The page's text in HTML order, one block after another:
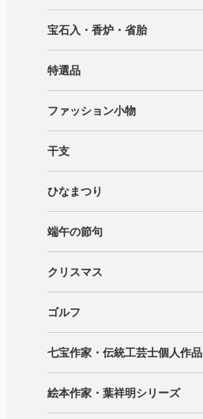
宝石入・香炉・省胎
特選品
ファッション小物
干支
ひなまつり
端午の節句
クリスマス
ゴルフ
七宝作家・伝統工芸士個人作品
絵本作家・葉祥明シリーズ